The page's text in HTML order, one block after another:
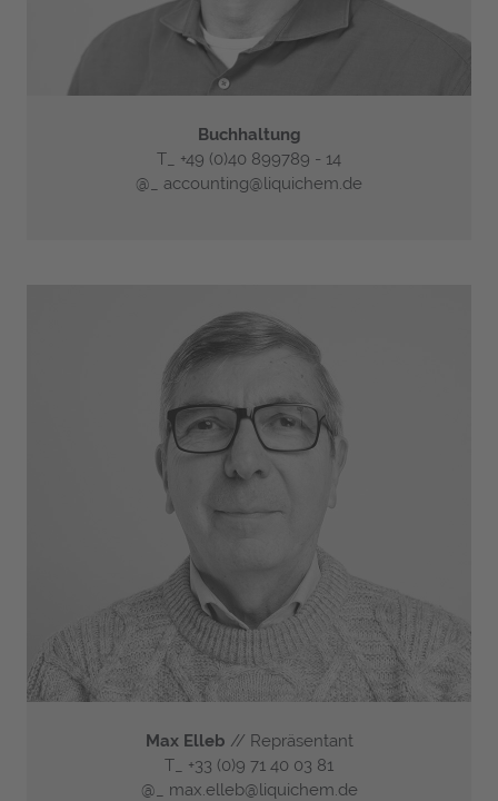
Buchhaltung
T_ +49 (0)40 899789 - 14
@_ accounting@liquichem.de
Max Elleb // Repräsentant
T_ +33 (0)9 71 40 03 81
@_ max.elleb@liquichem.de